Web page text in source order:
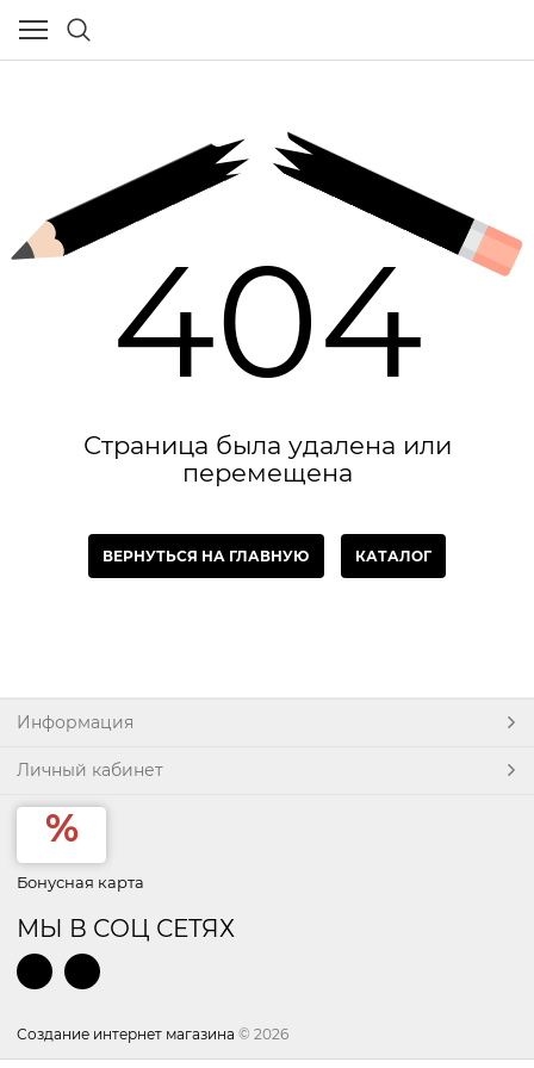
404
Страница была удалена или
перемещена
ВЕРНУТЬСЯ НА ГЛАВНУЮ КАТАЛОГ
Информация
Личный кабинет
Бонусная карта
МЫ В СОЦ СЕТЯХ
Создание интернет магазина © 2026